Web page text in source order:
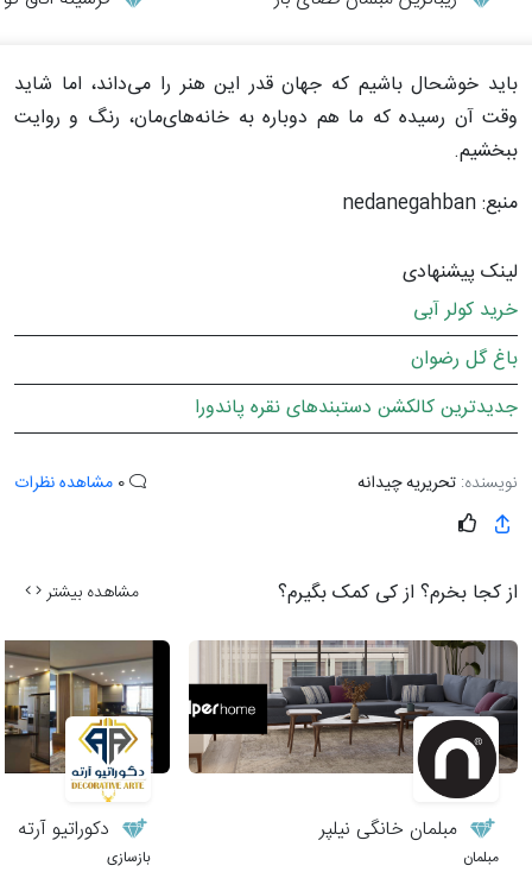
باید خوشحال باشیم که جهان قدر این هنر را می‌داند، اما شاید
وقت آن رسیده که ما هم دوباره به خانه‌های‌مان، رنگ و روایت
ببخشیم.
منبع: nedanegahban
لینک پیشنهادی
خرید کولر آبی
باغ گل رضوان
جدیدترین کالکشن دستبندهای نقره پاندورا
نویسنده: تحریریه چیدانه مشاهده نظرات
از کجا بخرم؟ از کی کمک بگیرم؟ مشاهده بیشتر
مبلمان خانگی نیلپر
مبلمان
دکوراتیو آرته
بازسازی